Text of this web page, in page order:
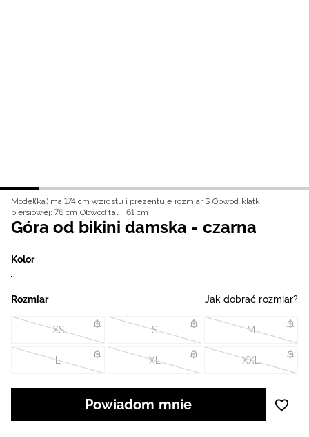
Model(ka) ma 174 cm wzrostu i prezentuje rozmiar S Obwód klatki
piersiowej: 76 cm Obwód talii: 61 cm
Góra od bikini damska - czarna
Kolor
Rozmiar Jak dobrać rozmiar?
XS S M
L XL XXL
Powiadom mnie